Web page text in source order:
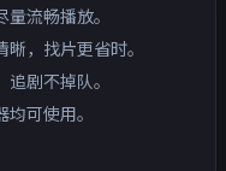
流畅播放。
，找片更省时。
剧不掉队。
可使用。